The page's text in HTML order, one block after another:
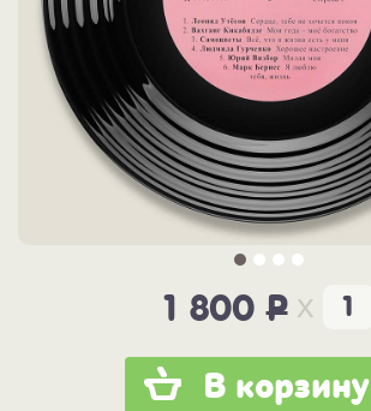
1 800P x
В корзину